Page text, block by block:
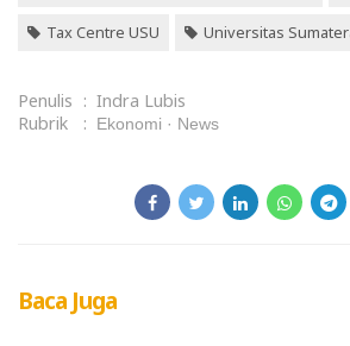
Tax Centre USU Universitas
Penulis : Indra Lubis
Rubrik
: Ekonomi News
Baca Juga